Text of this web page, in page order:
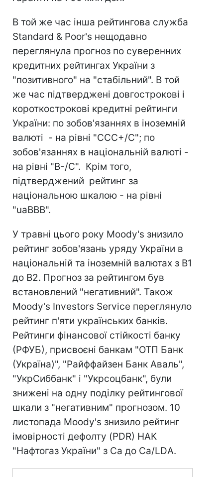
В той же час інша рейтингова служба
Standard & Poor's нещодавно
переглянула прогноз по суверенних
кредитних рейтингах України з
"позитивного" на "стабільний". В той
же час підтверджені довгострокові і
короткострокові кредитні рейтинги
України: по зобов'язаннях в іноземній
валюті - на рівні "CСС+/С"; по
зобов'язаннях в національній валюті -
на рівні "В-/С". Крім того,
підтверджений рейтинг за
національною шкалою - на рівні
"uaBBB".
У травні цього року Moody's знизило
рейтинг зобов'язань уряду України в
національній та іноземній валютах з В1
до В2. Прогноз за рейтингом був
встановлений "негативний". Також
Moody's Investors Service переглянуло
рейтинг п'яти українських банків.
Рейтинги фінансової стійкості банку
(РФУБ), присвоєні банкам "ОТП Банк
(Україна)", "Райффайзен Банк Аваль",
"УкрСиббанк" і "Укрсоцбанк", були
знижені на одну поділку рейтингової
шкали з "негативним" прогнозом. 10
листопада Moody's знизило рейтинг
імовірності дефолту (PDR) НАК
"Нафтогаз України" з Ca до Ca/LDА.